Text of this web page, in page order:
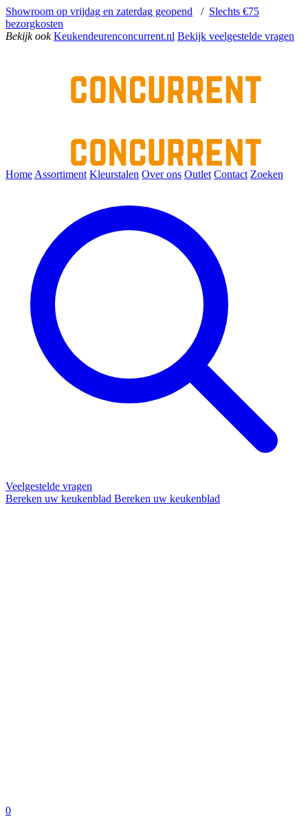
Showroom op vrijdag en zaterdag geopend / Slechts €75
bezorgkosten
Bekijk ook Keukendeurenconcurrent.nl Bekijk veelgestelde vragen
Home Assortiment Kleurstalen Over ons Outlet Contact Zoeken
Veelgestelde vragen
Bereken uw keukenblad Bereken uw keukenblad
0